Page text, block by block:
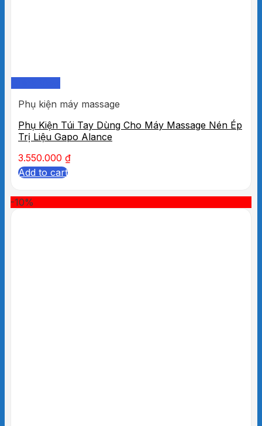
Phụ kiện máy massage
Phụ Kiện Túi Tay Dùng Cho Máy Massage Nén Ép
Trị Liệu Gapo Alance
3.550.000 ₫
Add to cart
-10%